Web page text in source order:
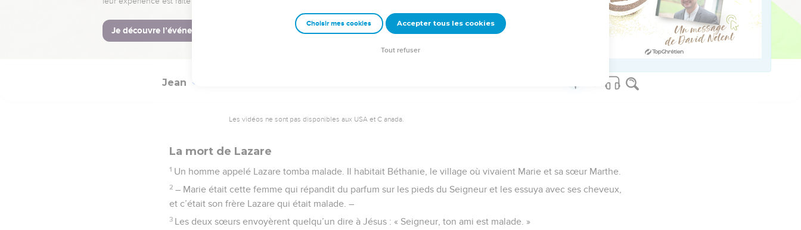
42 Et là, beaucoup crurent en Jésus.
© Société biblique française – Bibli’O, 1997, avec autorisation. Pour vous procurer une Bible imprimée, rendez-vous sur www.editionsbiblio.fr
Jean
Les vidéos ne sont pas disponibles aux USA et C anada.
La mort de Lazare
1 Un homme appelé Lazare tomba malade. Il habitait Béthanie, le village où vivaient Marie et sa sœur Marthe.
2 – Marie était cette femme qui répandit du parfum sur les pieds du Seigneur et les essuya avec ses cheveux,
et c’était son frère Lazare qui était malade. –
3 Les deux sœurs envoyèrent quelqu’un dire à Jésus : « Seigneur, ton ami est malade. »
Choisir mes cookies Accepter tous les cookies
Tout refuser